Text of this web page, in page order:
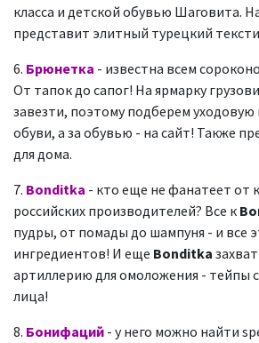
класса и детской обувью Шаговита.
представит элитный турецкий
6. Брюнетка - известна всем
От тапок до сапог! На ярмарку
завезти, поэтому подберем уходовую
обуви, а за обувью - на сайт! Также
для дома.
7. Bonditka - кто еще не фанатеет от
российских производителей? Все к
пудры, от помады до шампуня - и все
ингредиентов! И еще Bonditka
артиллерию для омоложения - тейпы
лица!
8. Бонифаций - у него можно найти